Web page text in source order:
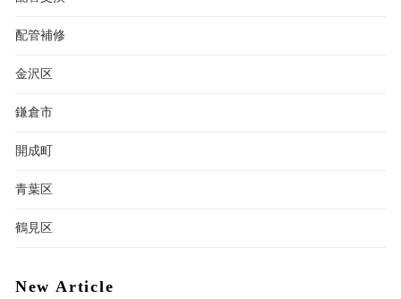
配管補修
金沢区
鎌倉市
開成町
青葉区
鶴見区
New Article